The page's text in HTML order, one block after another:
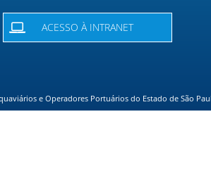
ACESSO À INTRANET
e Operadores Portuários do Estado de São